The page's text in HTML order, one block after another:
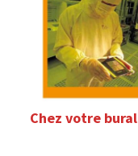
Chez votre